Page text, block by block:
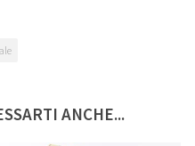
ANCHE...